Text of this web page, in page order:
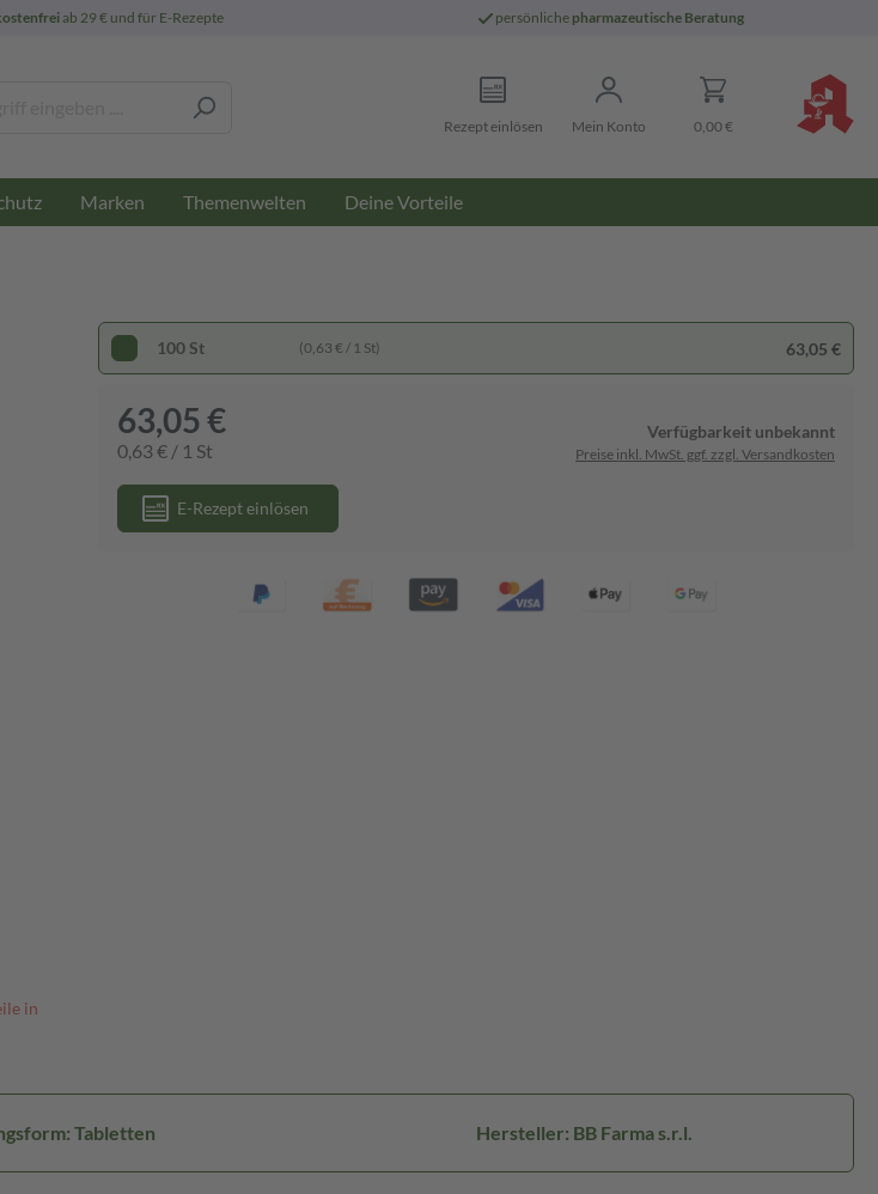
ab 29 € und für E-Rezepte persönliche pharmazeutische Beratung
Rezept einlösen Mein Konto 0,00 €
Marken Themenwelten Deine Vorteile
in
100 St (0,63 € / 1 St) 63,05 €
63,05 €
0,63 € / 1 St
Verfügbarkeit unbekannt
Preise inkl. MwSt. ggf. zzgl. Versandkosten
E-Rezept einlösen
Tabletten Hersteller: BB Farma s.r.l.